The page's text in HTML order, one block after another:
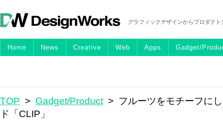
グラフィックデザインからプロダク
Home News Creative Web Apps Gadget/
TOP > Gadget/Product > フルーツをモチーフに
ド「CLIP」